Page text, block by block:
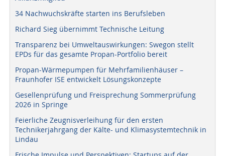
34 Nachwuchskräfte starten ins Berufsleben
Richard Sieg übernimmt Technische Leitung
Transparenz bei Umweltauswirkungen: Swegon stellt
EPDs für das gesamte Propan-Portfolio bereit
Propan-Wärmepumpen für Mehrfamilienhäuser –
Fraunhofer ISE entwickelt Lösungskonzepte
Gesellenprüfung und Freisprechung Sommerprüfung
2026 in Springe
Feierliche Zeugnisverleihung für den ersten
Technikerjahrgang der Kälte- und Klimasystemtechnik in
Lindau